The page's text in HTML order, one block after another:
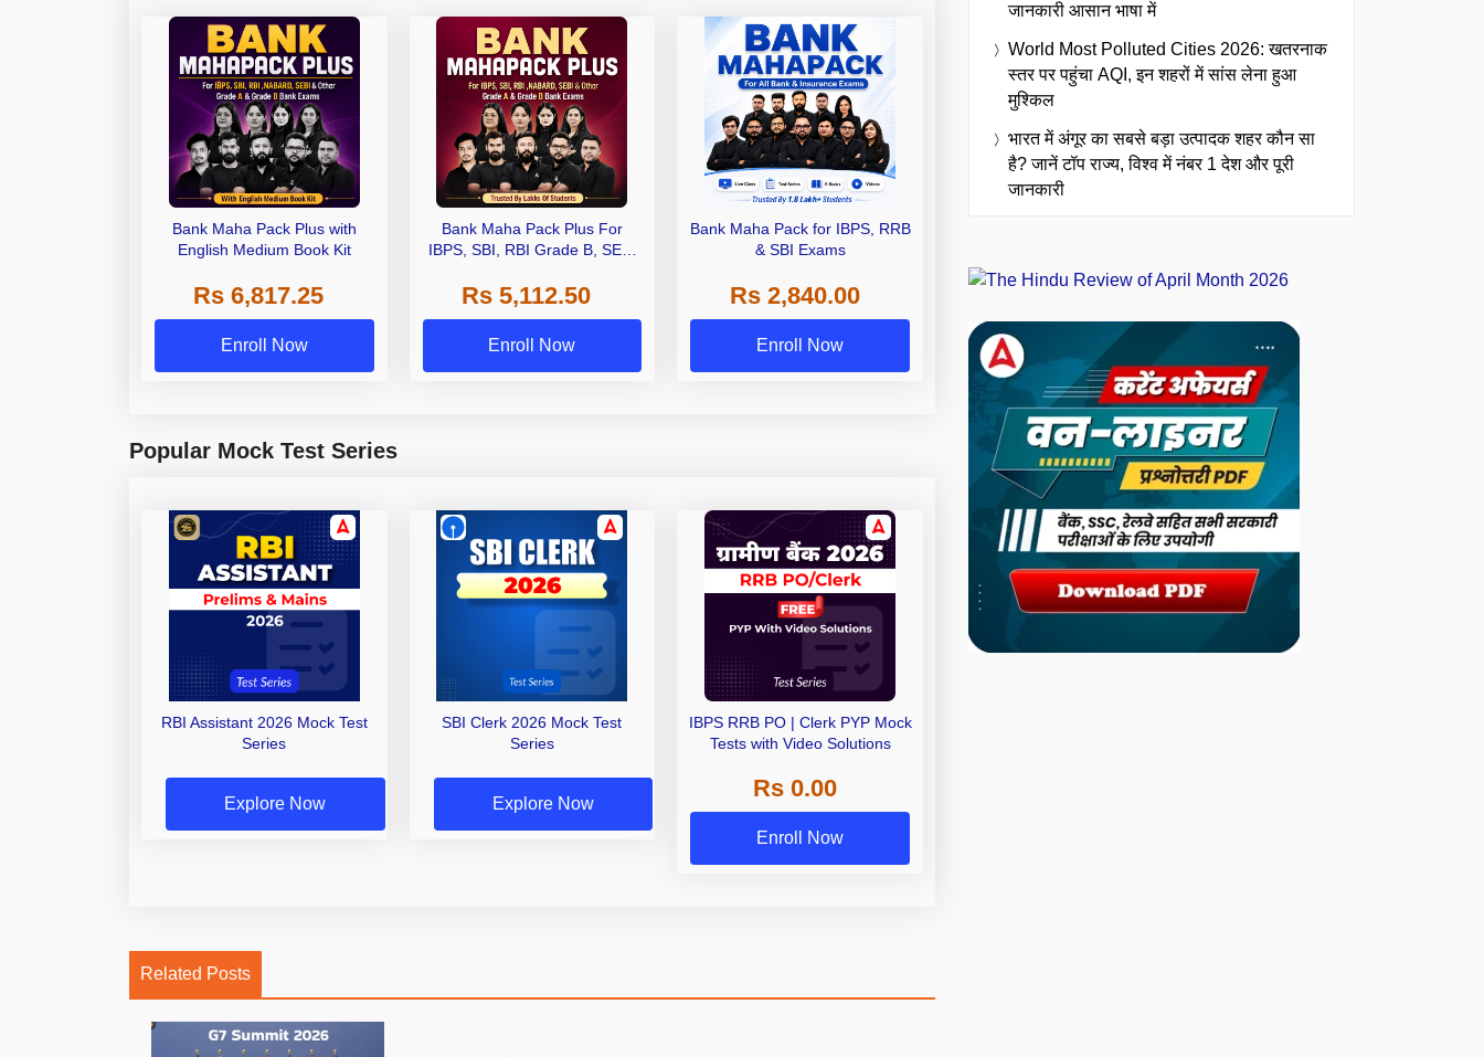
Bank Maha Pack Plus with
English Medium Book Kit
Rs 6,817.25
Enroll Now
Bank Maha Pack Plus For
IBPS, SBI, RBI Grade B, SEBI
Other Grade A & Grade B Bank
Exams
Rs 5,112.50
Enroll Now
Bank Maha Pack for IBPS, RRB
& SBI Exams
Rs 2,840.00
Enroll Now
Popular Mock Test Series
RBI Assistant 2026 Mock Test
Series
Explore Now
SBI Clerk 2026 Mock Test
Series
Explore Now
IBPS RRB PO | Clerk PYP Mock
Tests with Video Solutions
Rs 0.00
Enroll Now
Related Posts
जानकारी आसान भाषा में
World Most Polluted Cities 2026: खतरनाक
स्तर पर पहुंचा AQI, इन शहरों में सांस लेना हुआ
मुश्किल
भारत में अंगूर का सबसे बड़ा उत्पादक शहर कौन सा
है? जानें टॉप राज्य, विश्व में नंबर 1 देश और पूरी
जानकारी